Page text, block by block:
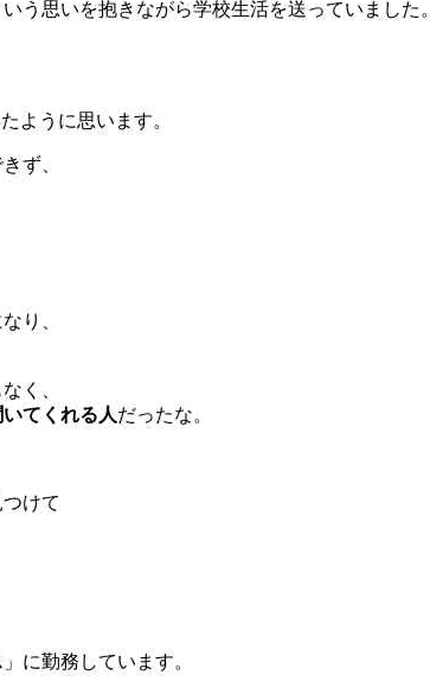
いう思いを抱きながら学校生活を送っていました。
ように思います。
ず、
り、
く、
てくれる人だったな。
けて
」に勤務しています。